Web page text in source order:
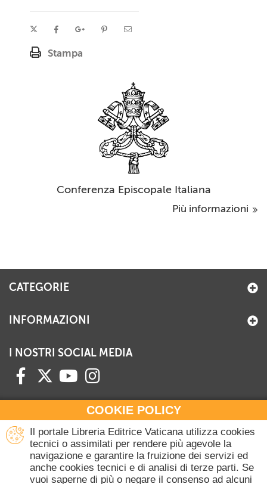
Stampa
Conferenza Episcopale Italiana
Più informazioni
COOKIE POLICY
Il portale Libreria Editrice Vaticana utilizza cookies
tecnici o assimilati per rendere più agevole la
navigazione e garantire la fruizione dei servizi ed
anche cookies tecnici e di analisi di terze parti. Se
vuoi saperne di più o negare il consenso ad alcuni
CATEGORIE
INFORMAZIONI
I NOSTRI SOCIAL MEDIA
HAI BISOGNO DI INFORMAZIONI?
Contattaci all'Ufficio Commerciale
+39 06 698 45780
Lunedì-Giovedì 8-16.30